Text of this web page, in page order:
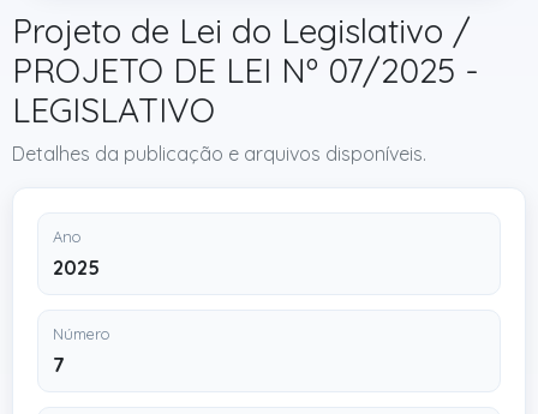
Projeto de Lei do Legislativo /
PROJETO DE LEI Nº 07/2025 -
LEGISLATIVO
Detalhes da publicação e arquivos disponíveis.
Ano
2025
Número
7